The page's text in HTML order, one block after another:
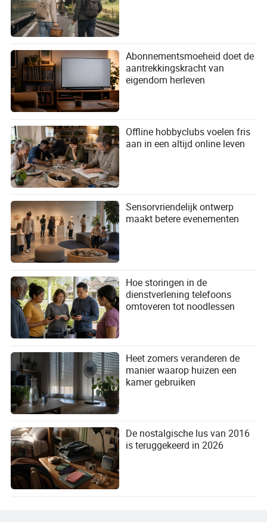
Abonnementsmoeheid doet de
aantrekkingskracht van
eigendom herleven
Offline hobbyclubs voelen fris
aan in een altijd online leven
Sensorvriendelijk ontwerp
maakt betere evenementen
Hoe storingen in de
dienstverlening telefoons
omtoveren tot noodlessen
Heet zomers veranderen de
manier waarop huizen een
kamer gebruiken
De nostalgische lus van 2016
is teruggekeerd in 2026